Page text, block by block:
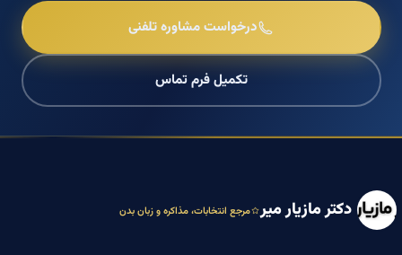
درخواست مشاوره تلفنی
تکمیل فرم تماس
دکتر مازیار میر مرجع انتخابات، مذاکره و زبان بدن